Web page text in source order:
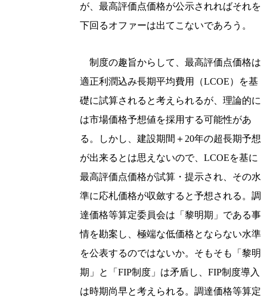
が、最高評価点価格が公示されればそれを
下回るオファーは出てこないであろう。
制度の趣旨からして、最高評価点価格は
適正利潤込み長期平均費用（LCOE）を基
礎に試算されると考えられるが、理論的に
は市場価格予想値を採用する可能性があ
る。しかし、建設期間＋20年の超長期予想
が出来るとは思えないので、LCOEを基に
最高評価点価格が試算・提示され、その水
準に応札価格が収斂すると予想される。調
達価格等算定委員会は「黎明期」である事
情を勘案し、極端な低価格とならない水準
を公表するのではないか。そもそも「黎明
期」と「FIP制度」は矛盾し、FIP制度導入
は時期尚早と考えられる。調達価格等算定